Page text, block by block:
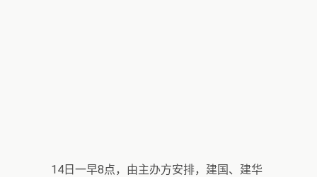
14日一早8点，由主办方安排，建国、建华